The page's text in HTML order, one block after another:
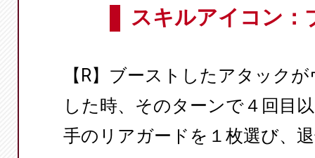
スキルアイコン：
【R】ブーストしたアタック
した時、そのターンで４回目
手のリアガードを１枚選び、